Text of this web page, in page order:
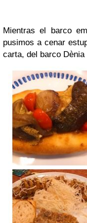
Mientras el barco
pusimos a cenar
carta, del barco